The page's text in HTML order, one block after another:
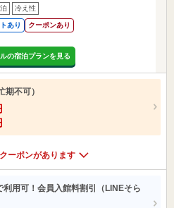
冷え性
あり クーポンあり
の宿泊プランを見る
期不可）
ーポンがあります
利用可！会員入館料割引（LINEそら